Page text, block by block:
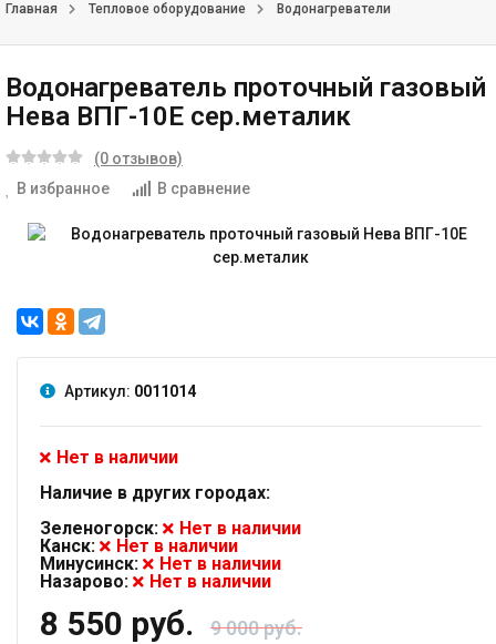
Главная Тепловое оборудование Водонагреватели
Водонагреватель проточный газовый
Нева ВПГ-10Е сер.металик
(0 отзывов)
В избранное
В сравнение
Артикул: 0011014
Нет в наличии
Наличие в других городах:
Зеленогорск:
Нет в наличии
Канск:
Нет в наличии
Минусинск:
Нет в наличии
Назарово:
Нет в наличии
8 550 руб. 9 000 руб.